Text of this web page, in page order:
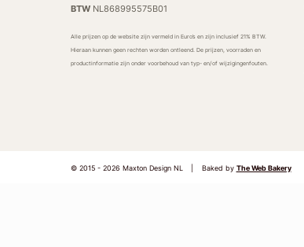
BTWNL868995575B01
Alle prijzen op de website zijn vermeld in Euro’s en zijn inclusief 21% BTW.
Hieraan kunnen geen rechten worden ontleend. De prijzen, voorraden en
productinformatie zijn onder voorbehoud van typ- en/of wijzigingenfouten.
© 2015 - 2026 Maxton Design NL Baked by The Web Bakery